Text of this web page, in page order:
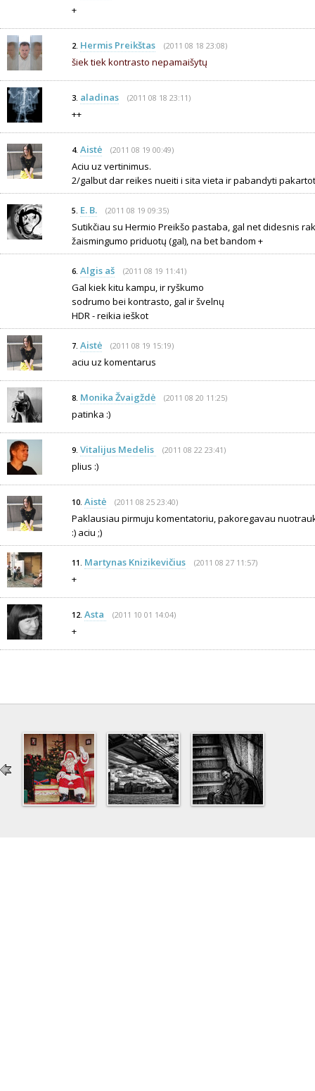
+
2. Hermis Preikštas (2011 08 18 23:08)
šiek tiek kontrasto nepamaišytų
3. aladinas (2011 08 18 23:11)
++
4. Aistė (2011 08 19 00:49)
Aciu uz vertinimus.
2/galbut dar reikes nueiti i sita vieta ir pabandyti
5. E. B. (2011 08 19 09:35)
Sutikčiau su Hermio Preikšo pastaba, gal net didesnis
žaismingumo priduotų (gal), na bet bandom +
6. Algis aš (2011 08 19 11:41)
Gal kiek kitu kampu, ir ryškumo
sodrumo bei kontrasto, gal ir švelnų
HDR - reikia ieškot
7. Aistė (2011 08 19 15:19)
aciu uz komentarus
8. Monika Žvaigždė (2011 08 20 11:25)
patinka :)
9. Vitalijus Medelis (2011 08 22 23:41)
plius :)
10. Aistė (2011 08 25 23:40)
Paklausiau pirmuju komentatoriu, pakoregavau
:) aciu ;)
11. Martynas Knizikevičius (2011 08 27 11:57)
+
12. Asta (2011 10 01 14:04)
+